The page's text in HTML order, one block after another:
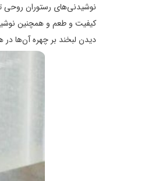
نوشیدنی‌های رستوران روحی
کیفیت و طعم و همچنین
دیدن لبخند بر چهره آن‌ها